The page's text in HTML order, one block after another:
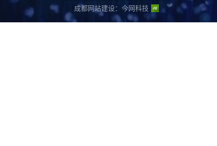
成都网站建设： 今网科技